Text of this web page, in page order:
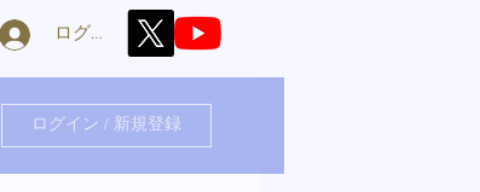
ログイン
ログイン / 新規登録